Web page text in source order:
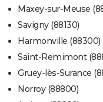
Maxey-sur-Meuse
Savigny (88130)
Harmonville (88300)
Saint-Remimont
Gruey-lès-Surance
Norroy (88800)